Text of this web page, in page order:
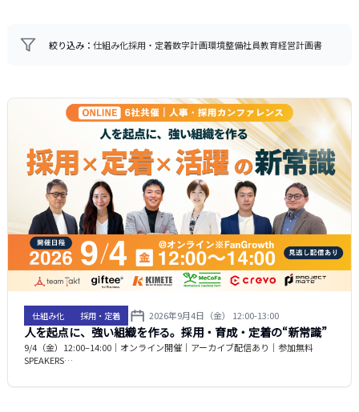
絞り込み： 仕組み化採用・定着数字計画環境整備社員教育経営計画書
仕組み化 採用・定着 2026年9月4日（金） 12:00-13:00
人を起点に、強い組織を作る。採用・育成・定着の“新常識”
9/4（金）12:00–14:00｜オンライン開催｜アーカイブ配信あり｜参加無料
SPEAKERS…